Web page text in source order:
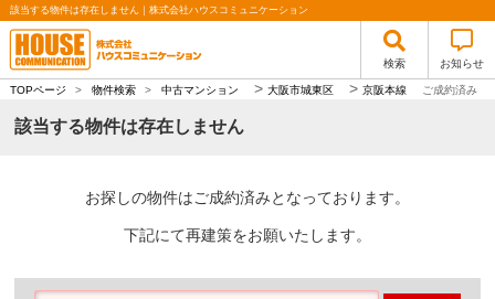
該当する物件は存在しません｜株式会社ハウスコミュニケーション
検索 お知らせ
TOPページ > 物件検索 > 中古マンション > 大阪市城東区 > 京阪本線 ご成約済み
該当する物件は存在しません
お探しの物件はご成約済みとなっております。
下記にて再建策をお願いたします。